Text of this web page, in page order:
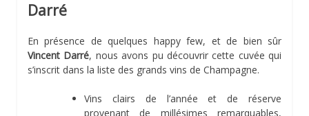
Darré
En présence de quelques happy few, et de bien sûr
Vincent Darré, nous avons pu découvrir cette cuvée qui
s’inscrit dans la liste des grands vins de Champagne.
Vins clairs de l’année et de réserve
provenant de millésimes remarquables,